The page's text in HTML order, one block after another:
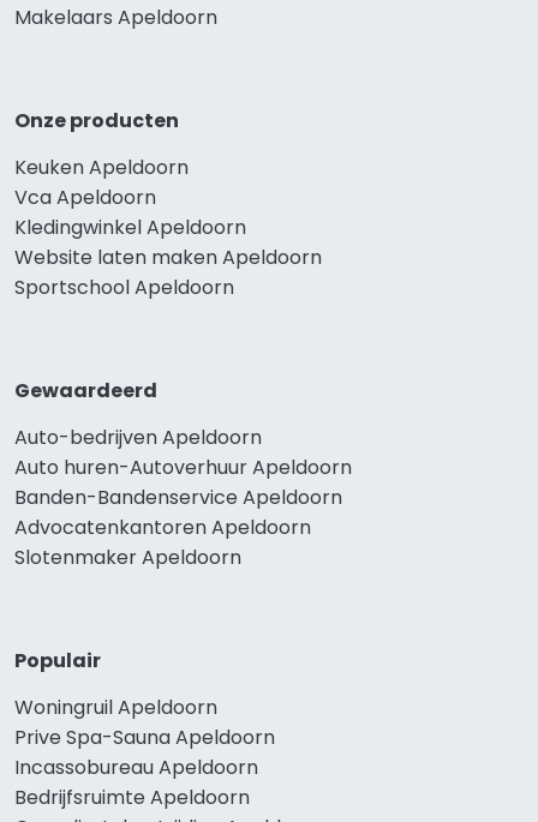
Makelaars Apeldoorn
Onze producten
Keuken Apeldoorn
Vca Apeldoorn
Kledingwinkel Apeldoorn
Website laten maken Apeldoorn
Sportschool Apeldoorn
Gewaardeerd
Auto-bedrijven Apeldoorn
Auto huren-Autoverhuur Apeldoorn
Banden-Bandenservice Apeldoorn
Advocatenkantoren Apeldoorn
Slotenmaker Apeldoorn
Populair
Woningruil Apeldoorn
Prive Spa-Sauna Apeldoorn
Incassobureau Apeldoorn
Bedrijfsruimte Apeldoorn